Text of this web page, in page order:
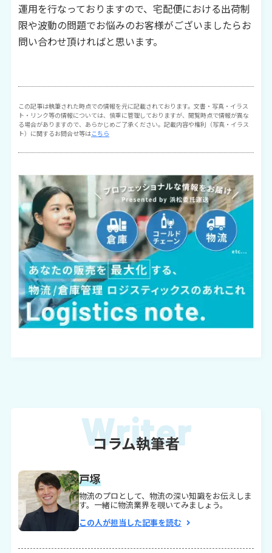
運用を行なっておりますので、宅配便における出荷制
限や波動の問題でお悩みのお客様がございましたらお
問い合わせ頂ければと思います。
この記事は執筆された時点での情報を元に記載されております。文書・写真・イラス
ト・リンク等の情報については、慎重に管理しておりますが、閲覧時点で情報が異な
る場合がありますので、あらかじめご了承ください。記載内容や権利（写真・イラス
ト）に関するお問合せ等はこちら
コラム執筆者
戸塚
物流のプロとして、物流の深い知識をお伝えしま
す。一緒に物流業界を覗いてみましょう。
この人が担当した記事を読む